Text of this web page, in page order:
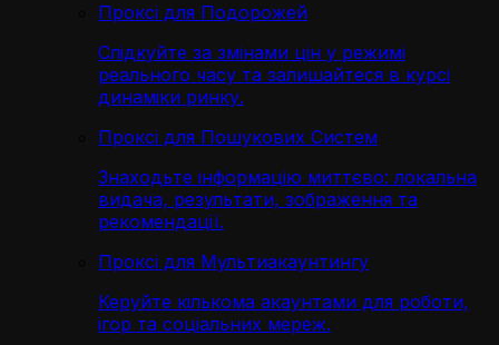
Проксі для Подорожей
Слідкуйте за змінами цін у режимі
реального часу та залишайтеся в курсі
динаміки ринку.
Проксі для Пошукових Систем
Знаходьте інформацію миттєво: локальна
видача, результати, зображення та
рекомендації.
Проксі для Мультиакаунтингу
Керуйте кількома акаунтами для роботи,
ігор та соціальних мереж.